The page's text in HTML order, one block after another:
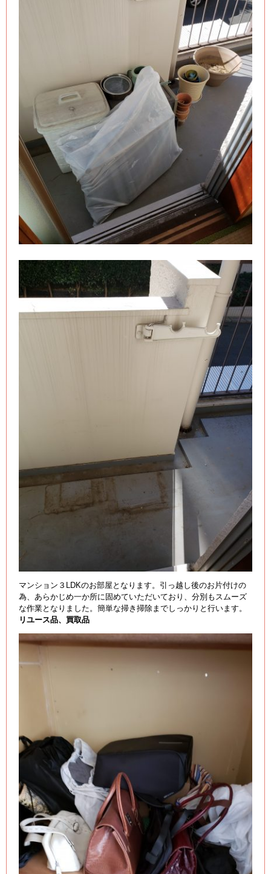
マンション３LDKのお部屋となります。引っ越し後のお片付けの
為、あらかじめ一か所に固めていただいており、分別もスムーズ
な作業となりました。簡単な掃き掃除までしっかりと行います。
リユース品、買取品